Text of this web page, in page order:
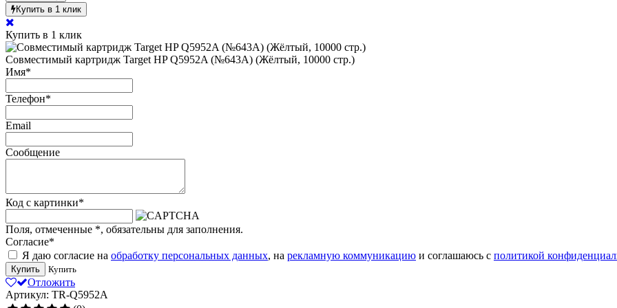
Купить в 1 клик
Купить в 1 клик
Совместимый картридж Target HP Q5952A (№643A) (Жёлтый, 10000 стр.)
Имя*
Телефон*
Email
Сообщение
Код с картинки*
Поля, отмеченные *, обязательны для заполнения.
Согласие*
Я даю согласие на обработку персональных данных, на рекламную коммуникацию и соглашаюсь с политикой
Купить Купить
Отложить
Артикул: TR-Q5952A